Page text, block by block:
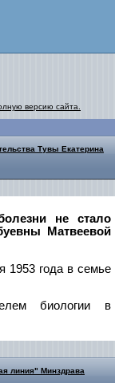
версию сайта.
Тувы Екатерина
не стало
Матвеевой
1953 года в семье
биологии в
линия" Минздрава